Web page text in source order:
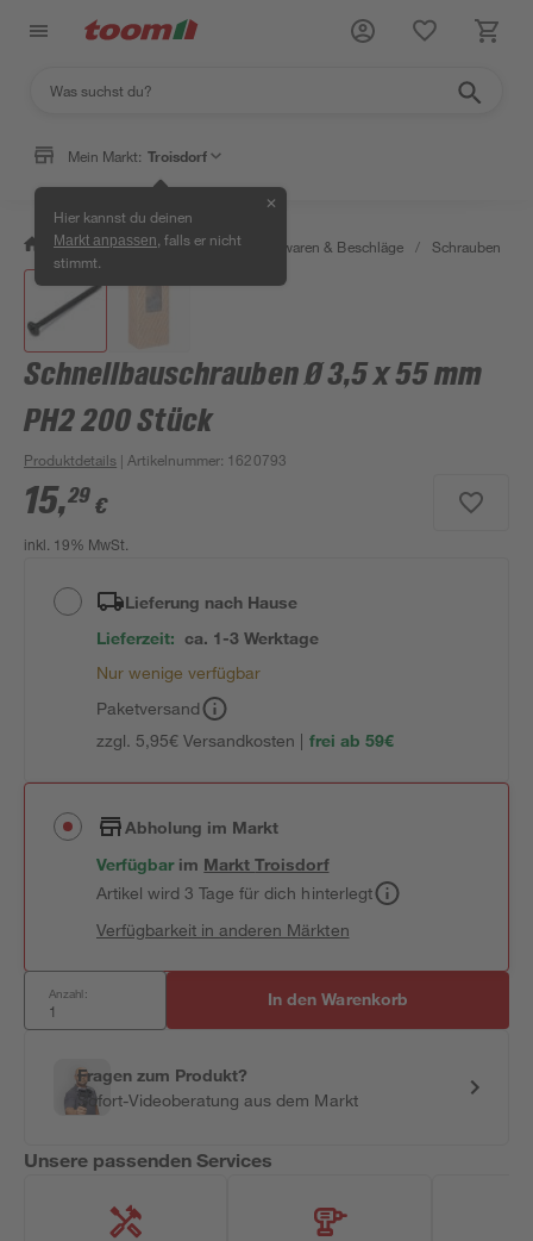
Mein Markt: Troisdorf
Hier kannst du deinen
Markt anpassen , falls er nicht
stimmt.
✕
/ Werkstatt & Maschinen / Eisenwaren & Beschläge / Schrauben
Schnellbauschrauben Ø 3,5 x 55 mm
PH2 200 Stück
Produktdetails | Artikelnummer: 1620793
15,29 €
inkl. 19% MwSt.
Lieferung nach Hause
Lieferzeit: ca. 1-3 Werktage
Nur wenige verfügbar
Paketversand
zzgl. 5,95€ Versandkosten | frei ab 59€
Abholung im Markt
Verfügbar im MarktTroisdorf
Artikel wird 3 Tage für dich hinterlegt
Verfügbarkeit in anderen Märkten
Anzahl: In den Warenkorb
Fragen zum Produkt?
Sofort-Videoberatung aus dem Markt
Unsere passenden Services